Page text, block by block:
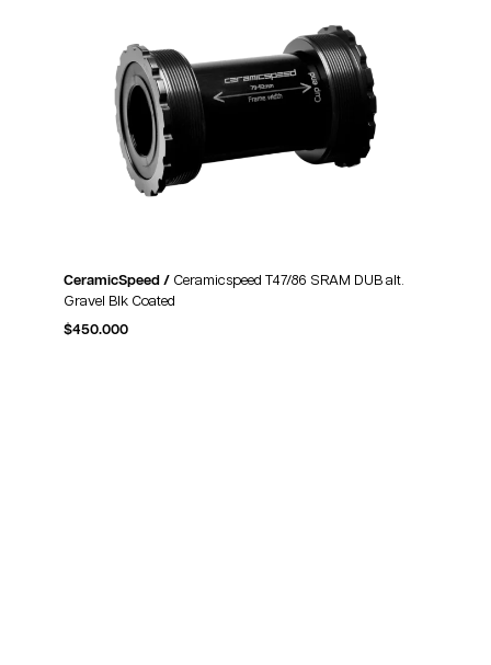
CeramicSpeed / Ceramicspeed T47/86 SRAM DUB alt.
Gravel Blk Coated
$450.000